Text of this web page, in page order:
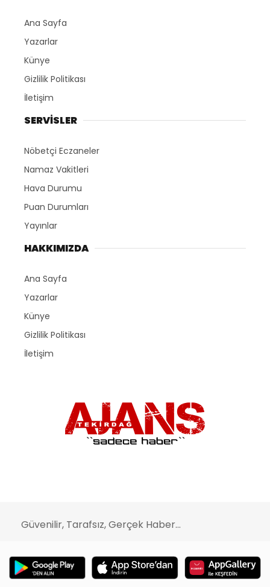
Ana Sayfa
Yazarlar
Künye
Gizlilik Politikası
İletişim
SERVİSLER
Nöbetçi Eczaneler
Namaz Vakitleri
Hava Durumu
Puan Durumları
Yayınlar
HAKKIMIZDA
Ana Sayfa
Yazarlar
Künye
Gizlilik Politikası
İletişim
Güvenilir, Tarafsız, Gerçek Haber...